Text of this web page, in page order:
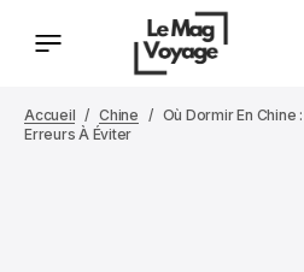
Accueil Chine
Où Dormir En
Erreurs À Éviter